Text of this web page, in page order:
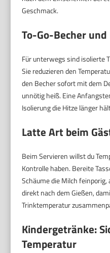
Geschmack.
To-Go-Becher
Für unterwegs sind isolierte
Sie reduzieren den
den Becher sofort mit dem
unnötig heiß. Eine
Isolierung die Hitze länger
Latte Art beim
Beim Servieren willst du
Kontrolle haben. Bereite
Schäume die Milch
direkt nach dem Gießen,
Trinktemperatur
Kindergetränke:
Temperatur